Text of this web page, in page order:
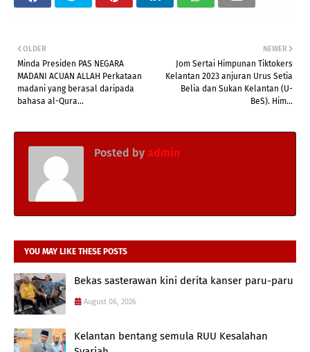
NEWER
Jom Sertai Himpunan Tiktokers
Kelantan 2023 anjuran Urus Setia
Belia dan Sukan Kelantan (U-
BeS). Him...
OLDER
Minda Presiden PAS NEGARA
MADANI ACUAN ALLAH Perkataan
madani yang berasal daripada
bahasa al-Qura...
Posted by admin
YOU MAY LIKE THESE POSTS
Bekas sasterawan kini derita kanser paru-paru
August 06, 2026
Kelantan bentang semula RUU Kesalahan